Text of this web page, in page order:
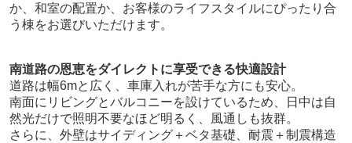
か、和室の配置か、お客様のライフスタイルにぴったり合
う棟をお選びいただけます。
南道路の恩恵をダイレクトに享受できる快適設計
道路は幅6mと広く、車庫入れが苦手な方にも安心。
南面にリビングとバルコニーを設けているため、日中は自
然光だけで照明不要なほど明るく、風通しも抜群。
さらに、外壁はサイディング＋ベタ基礎、耐震＋制震構造